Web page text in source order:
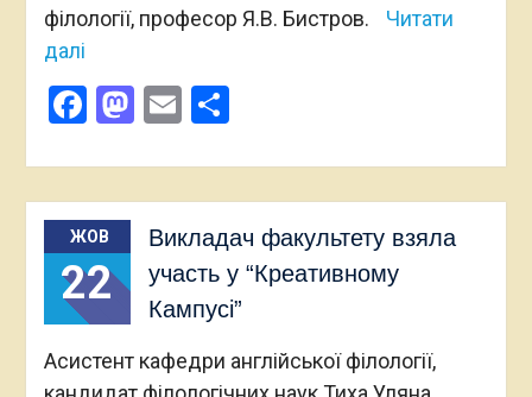
філології, професор Я.В. Бистров.
Читати
далі
Facebook
Mastodon
EmailПоділитися
ЖОВ
22
Викладач факультету взяла
участь у “Креативному
Кампусі”
Асистент кафедри англійської філології,